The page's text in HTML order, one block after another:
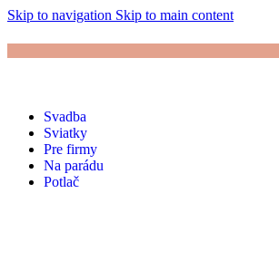
Skip to navigation Skip to main content
Svadba
Sviatky
Pre firmy
Na parádu
Potlač